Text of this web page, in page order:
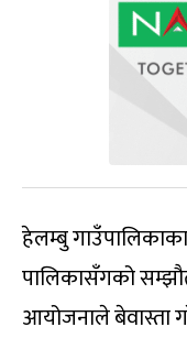
हेलम्बु
पालिकासँगको
आयोजनाले बेवास्ता